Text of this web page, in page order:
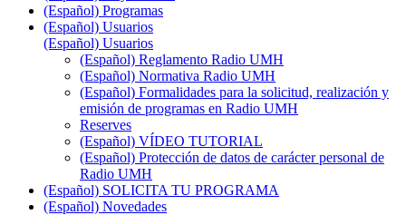
(Español) Programas
(Español) Usuarios
(Español) Usuarios
(Español) Reglamento Radio UMH
(Español) Normativa Radio UMH
(Español) Formalidades para la solicitud, realización y
emisión de programas en Radio UMH
Reserves
(Español) VÍDEO TUTORIAL
(Español) Protección de datos de carácter personal de
Radio UMH
(Español) SOLICITA TU PROGRAMA
(Español) Novedades